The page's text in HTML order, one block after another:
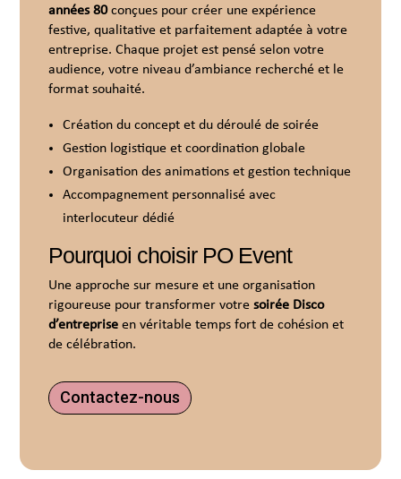
années 80conçues pour créer une expérience
festive, qualitative et parfaitement adaptée à votre
entreprise. Chaque projet est pensé selon votre
audience, votre niveau d’ambiance recherché et le
format souhaité.
Création du concept et du déroulé de soirée
Gestion logistique et coordination globale
Organisation des animations et gestion technique
Accompagnement personnalisé avec
interlocuteur dédié
Pourquoi choisir PO Event
Une approche sur mesure et une organisation
rigoureuse pour transformer votresoirée Disco
d’entreprise en véritable temps fort de cohésion et
de célébration.
Contactez-nous